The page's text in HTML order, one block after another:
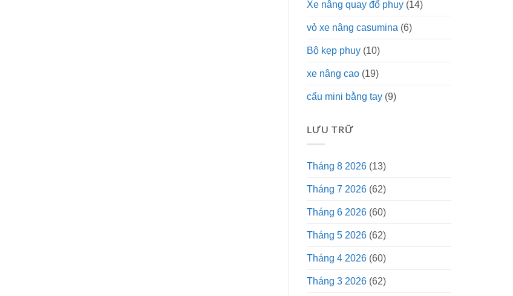
Xe nâng quay đổ phuy (14)
vỏ xe nâng casumina (6)
Bộ kẹp phuy (10)
xe nâng cao (19)
cẩu mini bằng tay (9)
LƯU TRỮ
Tháng 8 2026 (13)
Tháng 7 2026 (62)
Tháng 6 2026 (60)
Tháng 5 2026 (62)
Tháng 4 2026 (60)
Tháng 3 2026 (62)